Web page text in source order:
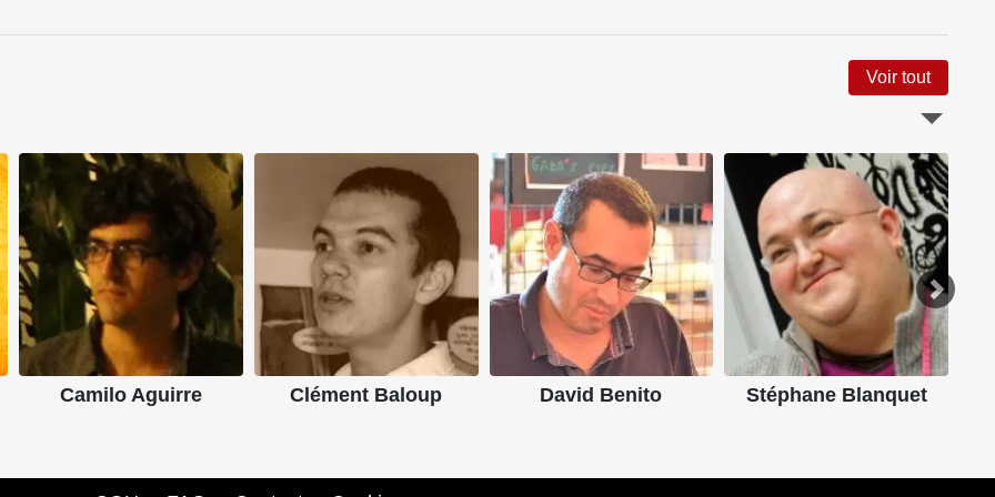
Voir tout
Camilo Aguirre Clément Baloup David Benito Stéphane Blanquet